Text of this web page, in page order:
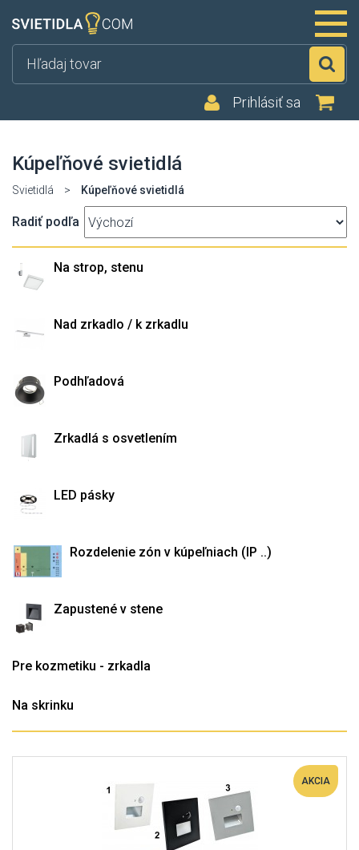
Prihlásiť sa
Kúpeľňové svietidlá
Svietidlá > Kúpeľňové svietidlá
Radiť podľa
Na strop, stenu
Nad zrkadlo / k zrkadlu
Podhľadová
Zrkadlá s osvetlením
LED pásky
Rozdelenie zón v kúpeľniach (IP ..)
Zapustené v stene
Pre kozmetiku - zrkadla
Na skrinku
AKCIA